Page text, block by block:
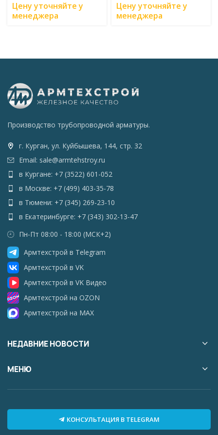
Цену уточняйте у
менеджера
Цену уточняйте у
менеджера
Производство трубопроводной арматуры.
г. Курган, ул. Куйбышева, 144, стр. 32
Email: sale@armtehstroy.ru
в Кургане: +7 (3522) 601-052
в Москве: +7 (499) 403-35-78
в Тюмени: +7 (345) 269-23-10
в Екатеринбурге: +7 (343) 302-13-47
Пн-Пт 08:00 - 18:00 (МСК+2)
Армтехстрой в Telegram
Армтехстрой в VK
Армтехстрой в VK Видео
Армтехстрой на OZON
Армтехстрой на MAX
НЕДАВНИЕ НОВОСТИ
МЕНЮ
КОНСУЛЬТАЦИЯ В TELEGRAM